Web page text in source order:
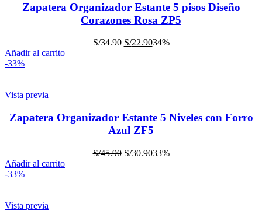
Zapatera Organizador Estante 5 pisos Diseño
Corazones Rosa ZP5
S/34.90 S/22.9034%
Añadir al carrito
-33%
Vista previa
Zapatera Organizador Estante 5 Niveles con Forro
Azul ZF5
S/45.90 S/30.9033%
Añadir al carrito
-33%
Vista previa